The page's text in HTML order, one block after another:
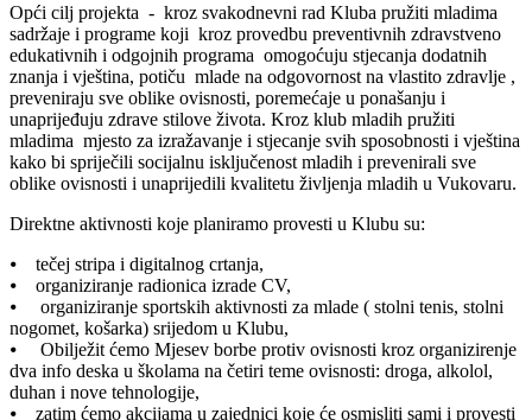
Opći cilj projekta - kroz svakodnevni rad Kluba pružiti mladima
sadržaje i programe koji kroz provedbu preventivnih zdravstveno
edukativnih i odgojnih programa omogoćuju stjecanja dodatnih
znanja i vještina, potiču mlade na odgovornost na vlastito zdravlje ,
preveniraju sve oblike ovisnosti, poremećaje u ponašanju i
unaprijeđuju zdrave stilove života. Kroz klub mladih pružiti
mladima mjesto za izražavanje i stjecanje svih sposobnosti i vještina
kako bi spriječili socijalnu isključenost mladih i prevenirali sve
oblike ovisnosti i unaprijedili kvalitetu življenja mladih u Vukovaru.
Direktne aktivnosti koje planiramo provesti u Klubu su:
⦁ tečej stripa i digitalnog crtanja,
⦁ organiziranje radionica izrade CV,
⦁ organiziranje sportskih aktivnosti za mlade ( stolni tenis, stolni
nogomet, košarka) srijedom u Klubu,
⦁ Obilježit ćemo Mjesev borbe protiv ovisnosti kroz organizirenje
dva info deska u školama na četiri teme ovisnosti: droga, alkolol,
duhan i nove tehnologije,
⦁ zatim ćemo akcijama u zajednici koje će osmisliti sami i provesti